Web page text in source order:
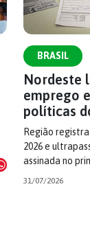
BRASIL
Nordeste
emprego
políticas
Região
2026 e
assinada no
31/07/2026